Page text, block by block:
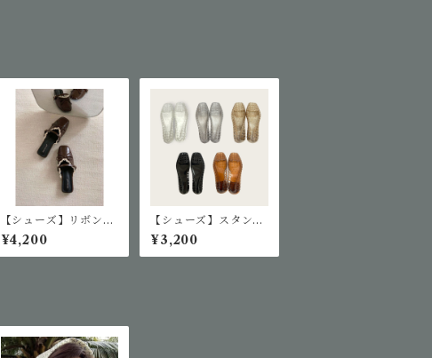
【シューズ】リボンレ
ースミュールサンダル
¥4,200
【シューズ】スタンダ
ードジェリーシューズ
¥3,200